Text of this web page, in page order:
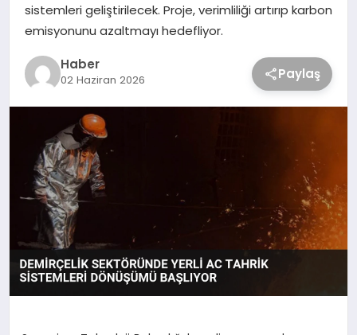
sistemleri geliştirilecek. Proje, verimliliği artırıp karbon
emisyonunu azaltmayı hedefliyor.
Haber
02 Haziran 2026 Paylaş